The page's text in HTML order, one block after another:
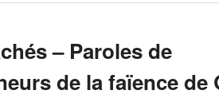
– Paroles de
de la faïence de